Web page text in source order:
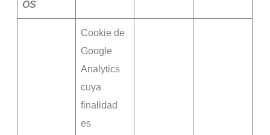
OS
Cookie de
Google
Analytics
cuya
finalidad
es